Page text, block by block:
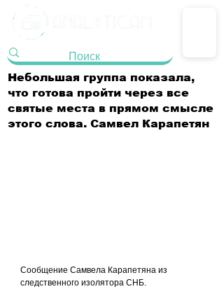
Небольшая группа показала,
что готова пройти через все
святые места в прямом смысле
этого слова. Самвел Карапетян
Сообщение Самвела Карапетяна из
следственного изолятора СНБ.